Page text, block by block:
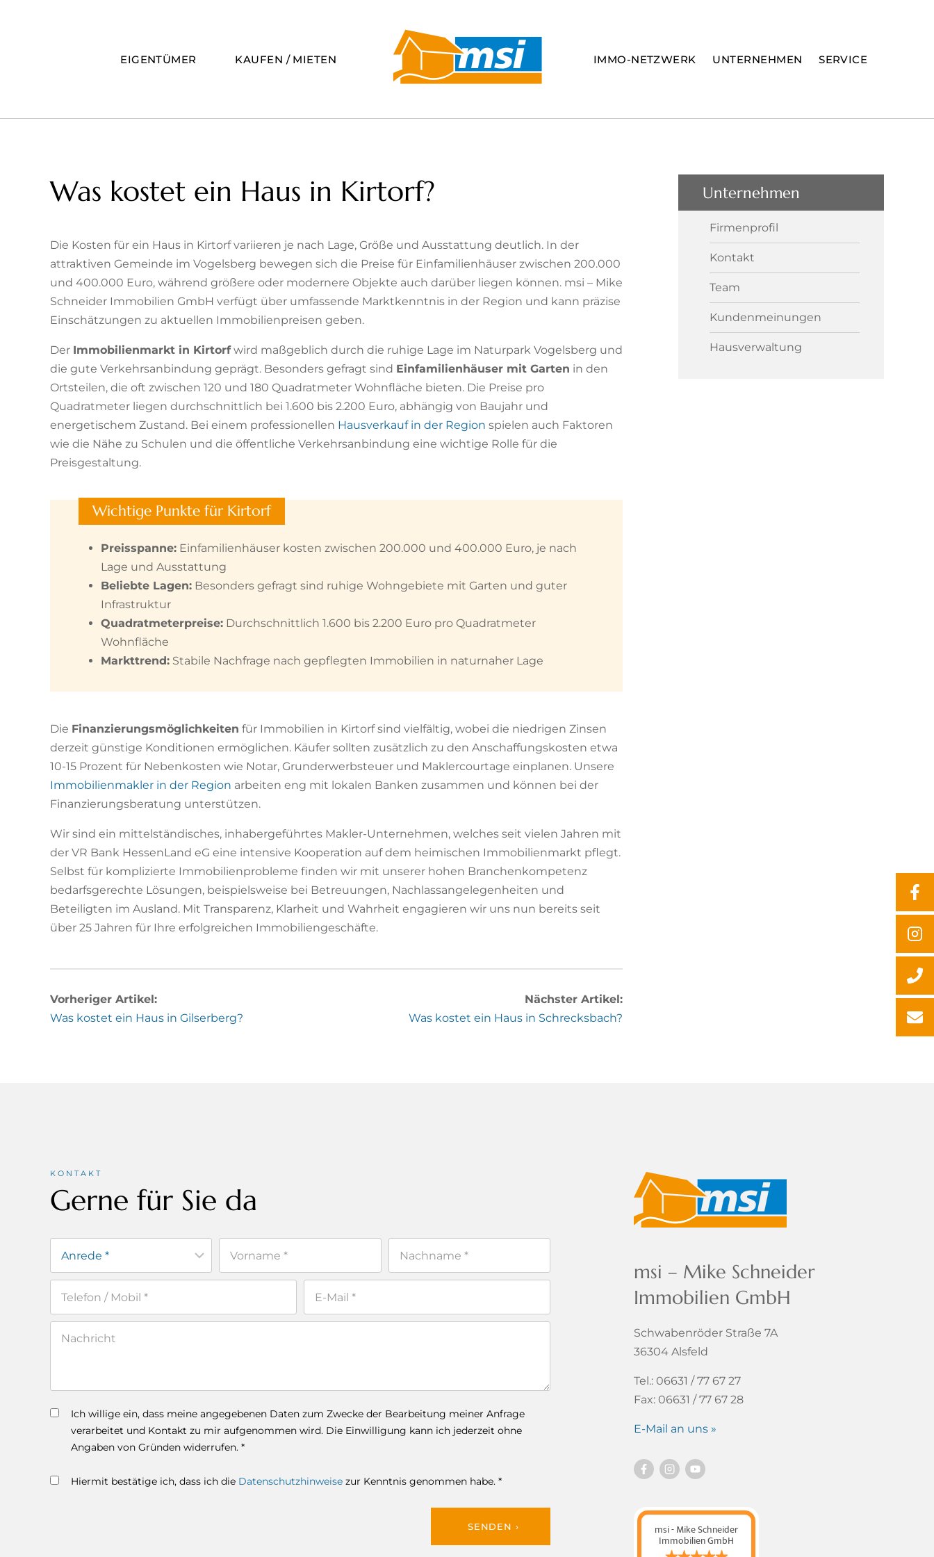
EIGENTÜMER
KAUFEN / MIETEN IMMO-NETZWERK UNTERNEHMEN SERVICE
Was kostet ein Haus in Kirtorf?
Die Kosten für ein Haus in Kirtorf variieren je nach Lage, Größe und Ausstattung deutlich. In der
attraktiven Gemeinde im Vogelsberg bewegen sich die Preise für Einfamilienhäuser zwischen 200.000
und 400.000 Euro, während größere oder modernere Objekte auch darüber liegen können. msi – Mike
Schneider Immobilien GmbH verfügt über umfassende Marktkenntnis in der Region und kann präzise
Einschätzungen zu aktuellen Immobilienpreisen geben.
Der Immobilienmarkt in Kirtorfwird maßgeblich durch die ruhige Lage im Naturpark Vogelsberg und
die gute Verkehrsanbindung geprägt. Besonders gefragt sind Einfamilienhäuser mit Garten in den
Ortsteilen, die oft zwischen 120 und 180 Quadratmeter Wohnfläche bieten. Die Preise pro
Quadratmeter liegen durchschnittlich bei 1.600 bis 2.200 Euro, abhängig von Baujahr und
energetischem Zustand. Bei einem professionellen Hausverkauf in der Region spielen auch Faktoren
wie die Nähe zu Schulen und die öffentliche Verkehrsanbindung eine wichtige Rolle für die
Preisgestaltung.
Wichtige Punkte für Kirtorf
Preisspanne: Einfamilienhäuser kosten zwischen 200.000 und 400.000 Euro, je nach
Lage und Ausstattung
Beliebte Lagen: Besonders gefragt sind ruhige Wohngebiete mit Garten und guter
Infrastruktur
Quadratmeterpreise: Durchschnittlich 1.600 bis 2.200 Euro pro Quadratmeter
Wohnfläche
Markttrend: Stabile Nachfrage nach gepflegten Immobilien in naturnaher Lage
Die Finanzierungsmöglichkeiten für Immobilien in Kirtorf sind vielfältig, wobei die niedrigen Zinsen
derzeit günstige Konditionen ermöglichen. Käufer sollten zusätzlich zu den Anschaffungskosten etwa
10-15 Prozent für Nebenkosten wie Notar, Grunderwerbsteuer und Maklercourtage einplanen. Unsere
Immobilienmakler in der Region arbeiten eng mit lokalen Banken zusammen und können bei der
Finanzierungsberatung unterstützen.
Wir sind ein mittelständisches, inhabergeführtes Makler-Unternehmen, welches seit vielen Jahren mit
der VR Bank HessenLand eG eine intensive Kooperation auf dem heimischen Immobilienmarkt pflegt.
Selbst für komplizierte Immobilienprobleme finden wir mit unserer hohen Branchenkompetenz
bedarfsgerechte Lösungen, beispielsweise bei Betreuungen, Nachlassangelegenheiten und
Beteiligten im Ausland. Mit Transparenz, Klarheit und Wahrheit engagieren wir uns nun bereits seit
über 25 Jahren für Ihre erfolgreichen Immobiliengeschäfte.
Vorheriger Artikel:
Was kostet ein Haus in Gilserberg?
Nächster Artikel:
Was kostet ein Haus in Schrecksbach?
Unternehmen
Firmenprofil
Kontakt
Team
Kundenmeinungen
Hausverwaltung
KONTAKT
Gerne für Sie da
Ich willige ein, dass meine angegebenen Daten zum Zwecke der Bearbeitung meiner Anfrage
verarbeitet und Kontakt zu mir aufgenommen wird. Die Einwilligung kann ich jederzeit ohne
Angaben von Gründen widerrufen. *
Hiermit bestätige ich, dass ich die Datenschutzhinweise zur Kenntnis genommen habe. *
SENDEN ›
msi – Mike Schneider
Immobilien GmbH
Schwabenröder Straße 7A
36304 Alsfeld
Tel.: 06631 / 77 67 27
Fax: 06631 / 77 67 28
E-Mail an uns »
msi - Mike Schneider
Immobilien GmbH